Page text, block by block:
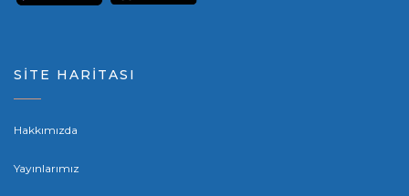
SİTE HARİTASI
Hakkımızda
Yayınlarımız